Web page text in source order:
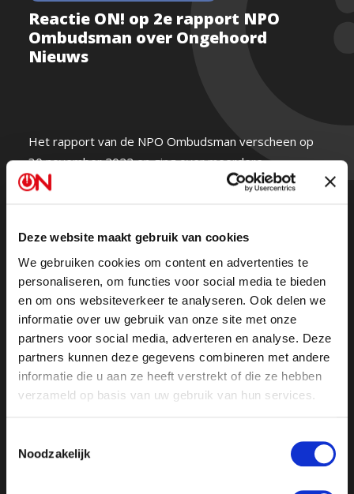
Deze website maakt gebruik van cookies
We gebruiken cookies om content en advertenties te
personaliseren, om functies voor social media te bieden
en om ons websiteverkeer te analyseren. Ook delen we
informatie over uw gebruik van onze site met onze
partners voor social media, adverteren en analyse. Deze
partners kunnen deze gegevens combineren met andere
informatie die u aan ze heeft verstrekt of die ze hebben
verzameld op basis van uw gebruik van hun services.
Noodzakelijk
Reactie ON! op 2e rapport NPO
Ombudsman over Ongehoord
Nieuws
Het rapport van de NPO Ombudsman verscheen op
30 november 2022 en ging over meerdere
uitzendingen van omroep Ongehoord Nederland,
uitgezonden in de periode 16 augustus tot 1
Dit rapport kan niet onweersproken blijven vanwege
een aantal in het oog springende onjuistheden en
bijkomende verkeerde interpretaties van zaken. De
NPO Ombudsman blijkt vooringenomen en het
rapport lijkt op een politieke hetze om ieder afwijkend
geluid in de kiem te smoren.